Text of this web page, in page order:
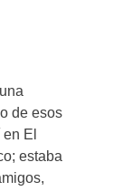
de esos
El
estaba